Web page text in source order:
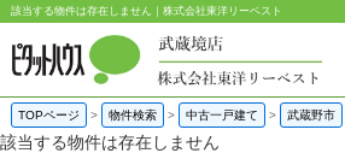
該当する物件は存在しません｜株式会社東洋リーベスト
TOPページ > 物件検索 > 中古一戸建て > 武蔵野市
該当する物件は存在しません